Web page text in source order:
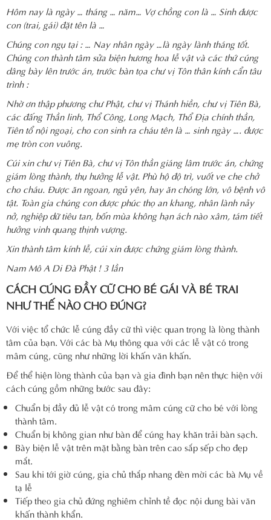
Hôm nay là ngày … tháng … năm… Vợ chồng con là … Sinh được
con (trai, gái) đặt tên là …
Chúng con ngụ tại : … Nay nhân ngày …là ngày lành tháng tốt.
Chúng con thành tâm sửa biện hương hoa lễ vật và các thứ cúng
dâng bày lên trước án, trước bàn tọa chư vị Tôn thân kính cẩn tâu
trình :
Nhờ ơn thập phương chư Phật, chư vị Thánh hiền, chư vị Tiên Bà,
các đấng Thần linh, Thổ Công, Long Mạch, Thổ Địa chính thần,
Tiên tổ nội ngoại, cho con sinh ra cháu tên là … sinh ngày …. được
mẹ tròn con vuông.
Cúi xin chư vị Tiên Bà, chư vị Tôn thần giáng lâm trước án, chứng
giám lòng thành, thụ hưởng lễ vật. Phù hộ độ trì, vuốt ve che chở
cho cháu. Được ăn ngoan, ngủ yên, hay ăn chóng lớn, vô bệnh vô
tật. Toàn gia chúng con được phúc thọ an khang, nhân lành nảy
nở, nghiệp dữ tiêu tan, bốn mùa không hạn ách nào xâm, tám tiết
hưởng vinh quang thịnh vượng.
Xin thành tâm kính lễ, cúi xin được chứng giám lòng thành.
Nam Mô A Di Đà Phật ! 3 lần
CÁCH CÚNG ĐẦY CỮ CHO BÉ GÁI VÀ BÉ TRAI
NHƯ THẾ NÀO CHO ĐÚNG?
Với việc tổ chức lễ cúng đầy cữ thì việc quan trọng là lòng thành
tâm của bạn. Với các bà Mụ thông qua với các lễ vật có trong
mâm cúng, cũng như những lời khấn văn khấn.
Để thể hiện lòng thành của bạn và gia đình bạn nên thực hiện với
cách cúng gồm những bước sau đây:
Chuẩn bị đầy đủ lễ vật có trong mâm cúng cữ cho bé với lòng
thành tâm.
Chuẩn bị không gian như bàn để cúng hay khăn trải bàn sạch.
Bày biện lễ vật trên mặt bằng bàn trên cao sắp sếp cho đẹp
mắt.
Sau khi tới giờ cúng, gia chủ thắp nhang đèn mời các bà Mụ về
tạ lễ
Tiếp theo gia chủ đứng nghiêm chỉnh tề đọc nội dung bài văn
khấn thành khẩn.